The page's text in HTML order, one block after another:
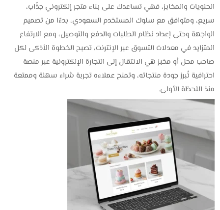
الحلويات والمخابز، فهي تساعدك على بناء متجر إلكتروني جذّاب،
سريع، ومتوافق مع سلوك المستخدم السعودي، بدءًا من تصميم
الواجهة وحتى إعداد نظام الطلبات والدفع والتوصيل، ومع الارتفاع
المتزايد في معدلات التسوق عبر الإنترنت، تصبح الخطوة الأذكى لكل
صاحب محل أو مخبز هي الانتقال إلى التجارة الإلكترونية عبر منصة
احترافية تُبرز جودة منتجاته، وتمنح عملاءه تجربة شراء سهلة وممتعة
منذ اللحظة الأولى.